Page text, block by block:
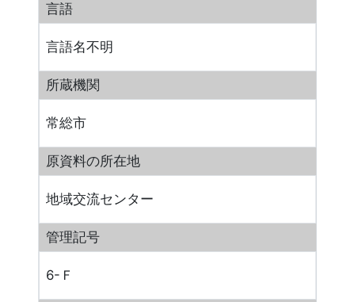
言語
言語名不明
所蔵機関
常総市
原資料の所在地
地域交流センター
管理記号
6-Ｆ